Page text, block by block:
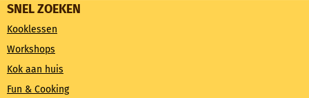
SNEL ZOEKEN
Kooklessen
Workshops
Kok aan huis
Fun & Cooking